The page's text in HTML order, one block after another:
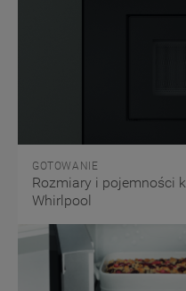
GOTOWANIE
Rozmiary i pojemności
Whirlpool